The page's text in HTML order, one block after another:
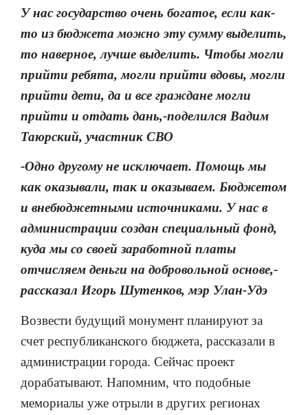
У нас государство очень богатое, если как-
то из бюджета можно эту сумму выделить,
то наверное, лучше выделить. Чтобы могли
прийти ребята, могли прийти вдовы, могли
прийти дети, да и все граждане могли
прийти и отдать дань,-поделился Вадим
Таюрский, участник СВО
-Одно другому не исключает. Помощь мы
как оказывали, так и оказываем. Бюджетом
и внебюджетными источниками. У нас в
администрации создан специальный фонд,
куда мы со своей заработной платы
отчисляем деньги на добровольной основе,-
рассказал Игорь Шутенков, мэр Улан-Удэ
Возвести будущий монумент планируют за
счет республиканского бюджета, рассказали в
администрации города. Сейчас проект
дорабатывают. Напомним, что подобные
мемориалы уже отрыли в других регионах